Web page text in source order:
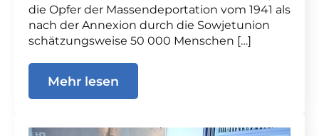
die Opfer der Massendeportation vom 1941 als
nach der Annexion durch die Sowjetunion
schätzungsweise 50 000 Menschen […]
Mehr lesen